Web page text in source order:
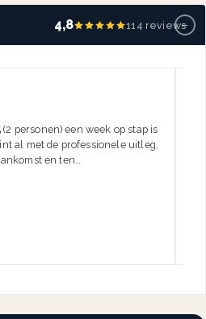
4,8 114 reviews−
personen) een week op stap is
al met de professionele uitleg,
en ten…